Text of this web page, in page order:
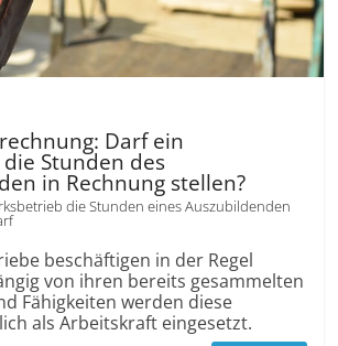
Darf ein
Stunden des
in Rechnung stellen?
die Stunden eines Auszubildenden
beschäftigen in der Regel
von ihren bereits gesammelten
Fähigkeiten werden diese
als Arbeitskraft eingesetzt.